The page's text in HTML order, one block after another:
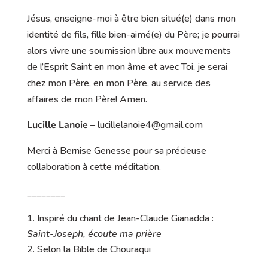
Jésus, enseigne-moi à être bien situé(e) dans mon
identité de fils, fille bien-aimé(e) du Père; je pourrai
alors vivre une soumission libre aux mouvements
de l’Esprit Saint en mon âme et avec Toi, je serai
chez mon Père, en mon Père, au service des
affaires de mon Père! Amen.
Lucille Lanoie – lucillelanoie4@gmail.com
Merci à Bernise Genesse pour sa précieuse
collaboration à cette méditation.
________
Inspiré du chant de Jean-Claude Gianadda :
Saint-Joseph, écoute ma prière
Selon la Bible de Chouraqui